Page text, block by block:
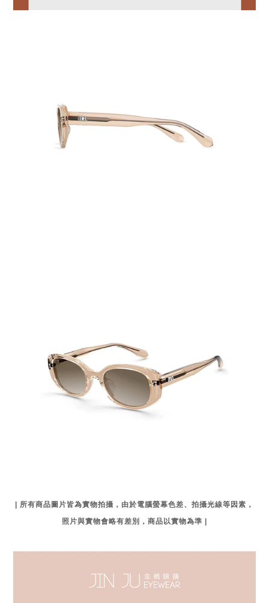
| 所有商品圖片皆為實物拍攝，由於電腦螢幕色差、拍攝光線等因素，
照片與實物會略有差別，商品以實物為準 |